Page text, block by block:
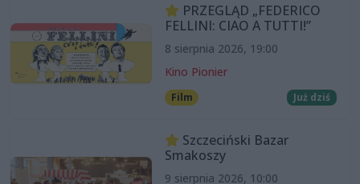
PRZEGLĄD „FEDERICO
FELLINI: CIAO A TUTTI!”
8 sierpnia 2026, 19:00
Kino Pionier
Film Już dziś
Szczeciński Bazar
Smakoszy
9 sierpnia 2026, 10:00